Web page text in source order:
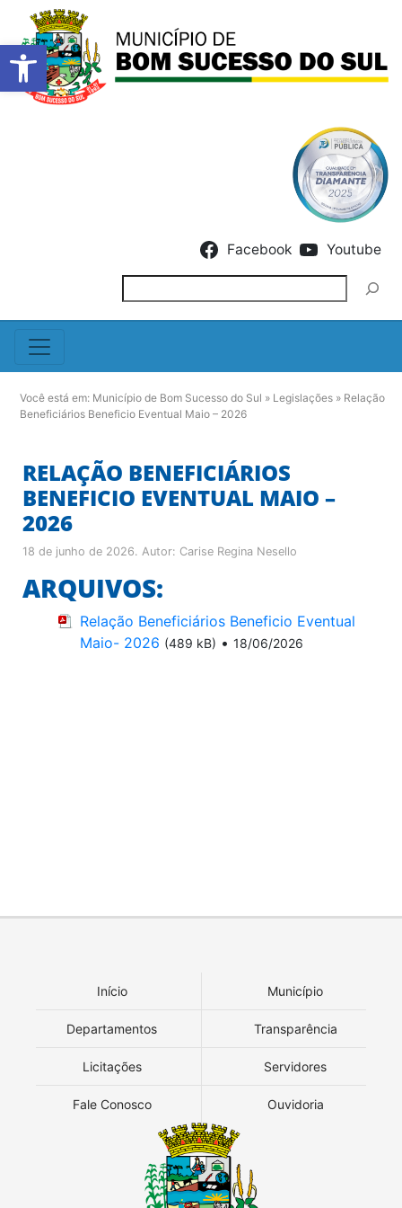
Barra de Ferramentas
Facebook Youtube
Você está em: Município de Bom Sucesso do Sul » Legislações » Relação
Beneficiários Beneficio Eventual Maio – 2026
RELAÇÃO BENEFICIÁRIOS
BENEFICIO EVENTUAL MAIO –
2026
18 de junho de 2026. Autor: Carise Regina Nesello
ARQUIVOS:
Relação Beneficiários Beneficio Eventual
Maio- 2026 (489 kB) • 18/06/2026
Início Município
Departamentos Transparência
Licitações Servidores
Fale Conosco Ouvidoria